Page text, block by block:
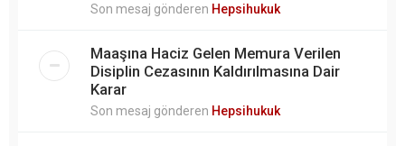
Son mesaj gönderen Hepsihukuk
Maaşına Haciz Gelen Memura Verilen
Disiplin Cezasının Kaldırılmasına Dair
Karar
Son mesaj gönderen Hepsihukuk